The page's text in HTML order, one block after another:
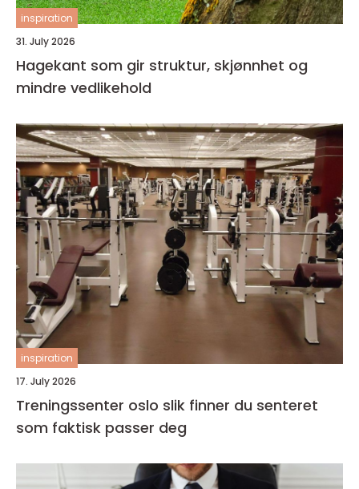
inspiration
31. July 2026
Hagekant som gir struktur, skjønnhet og
mindre vedlikehold
inspiration
17. July 2026
Treningssenter oslo slik finner du senteret
som faktisk passer deg